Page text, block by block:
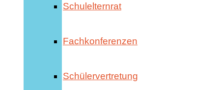
Schulelternrat
Fachkonferenzen
Schülervertretung